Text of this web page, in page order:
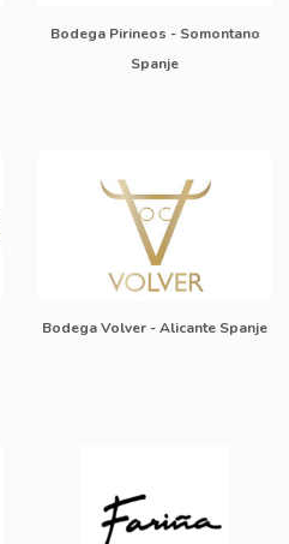
Bodega Pirineos - Somontano
Spanje
Bodega Volver - Alicante Spanje